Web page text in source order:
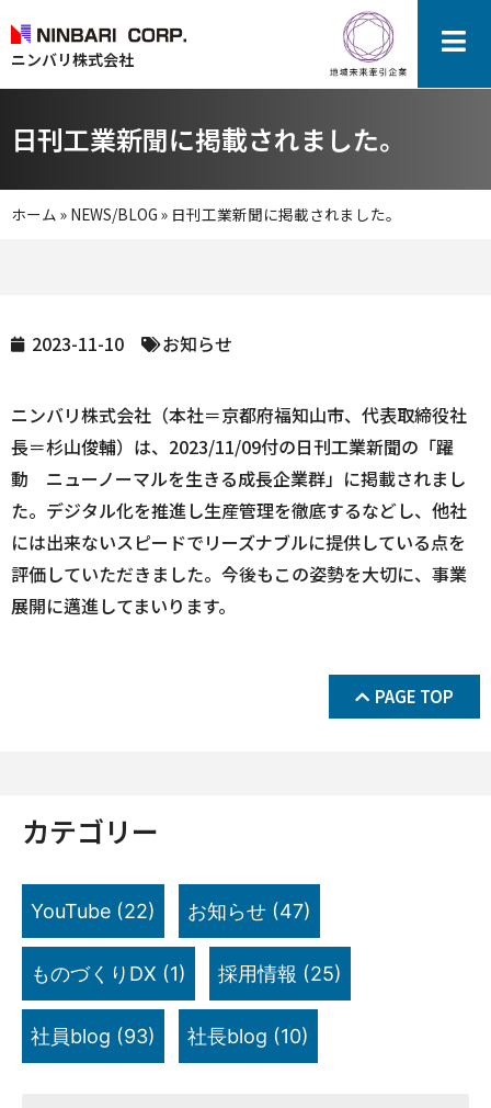
ニンバリ株式会社
日刊工業新聞に掲載されました。
ホーム » NEWS/BLOG » 日刊工業新聞に掲載されました。
2023-11-10 お知らせ
ニンバリ株式会社（本社＝京都府福知山市、代表取締役社
長＝杉山俊輔）は、2023/11/09付の日刊工業新聞の「躍
動 ニューノーマルを生きる成長企業群」に掲載されまし
た。デジタル化を推進し生産管理を徹底するなどし、他社
には出来ないスピードでリーズナブルに提供している点を
評価していただきました。今後もこの姿勢を大切に、事業
展開に邁進してまいります。
PAGE TOP
カテゴリー
YouTube (22) お知らせ (47)
ものづくりDX (1) 採用情報 (25)
社員blog (93) 社長blog (10)